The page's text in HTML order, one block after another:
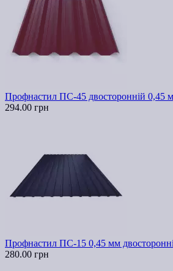
Профнастил ПС-45 двосторонній 0,45
294.00 грн
Профнастил ПС-15 0,45 мм
280.00 грн